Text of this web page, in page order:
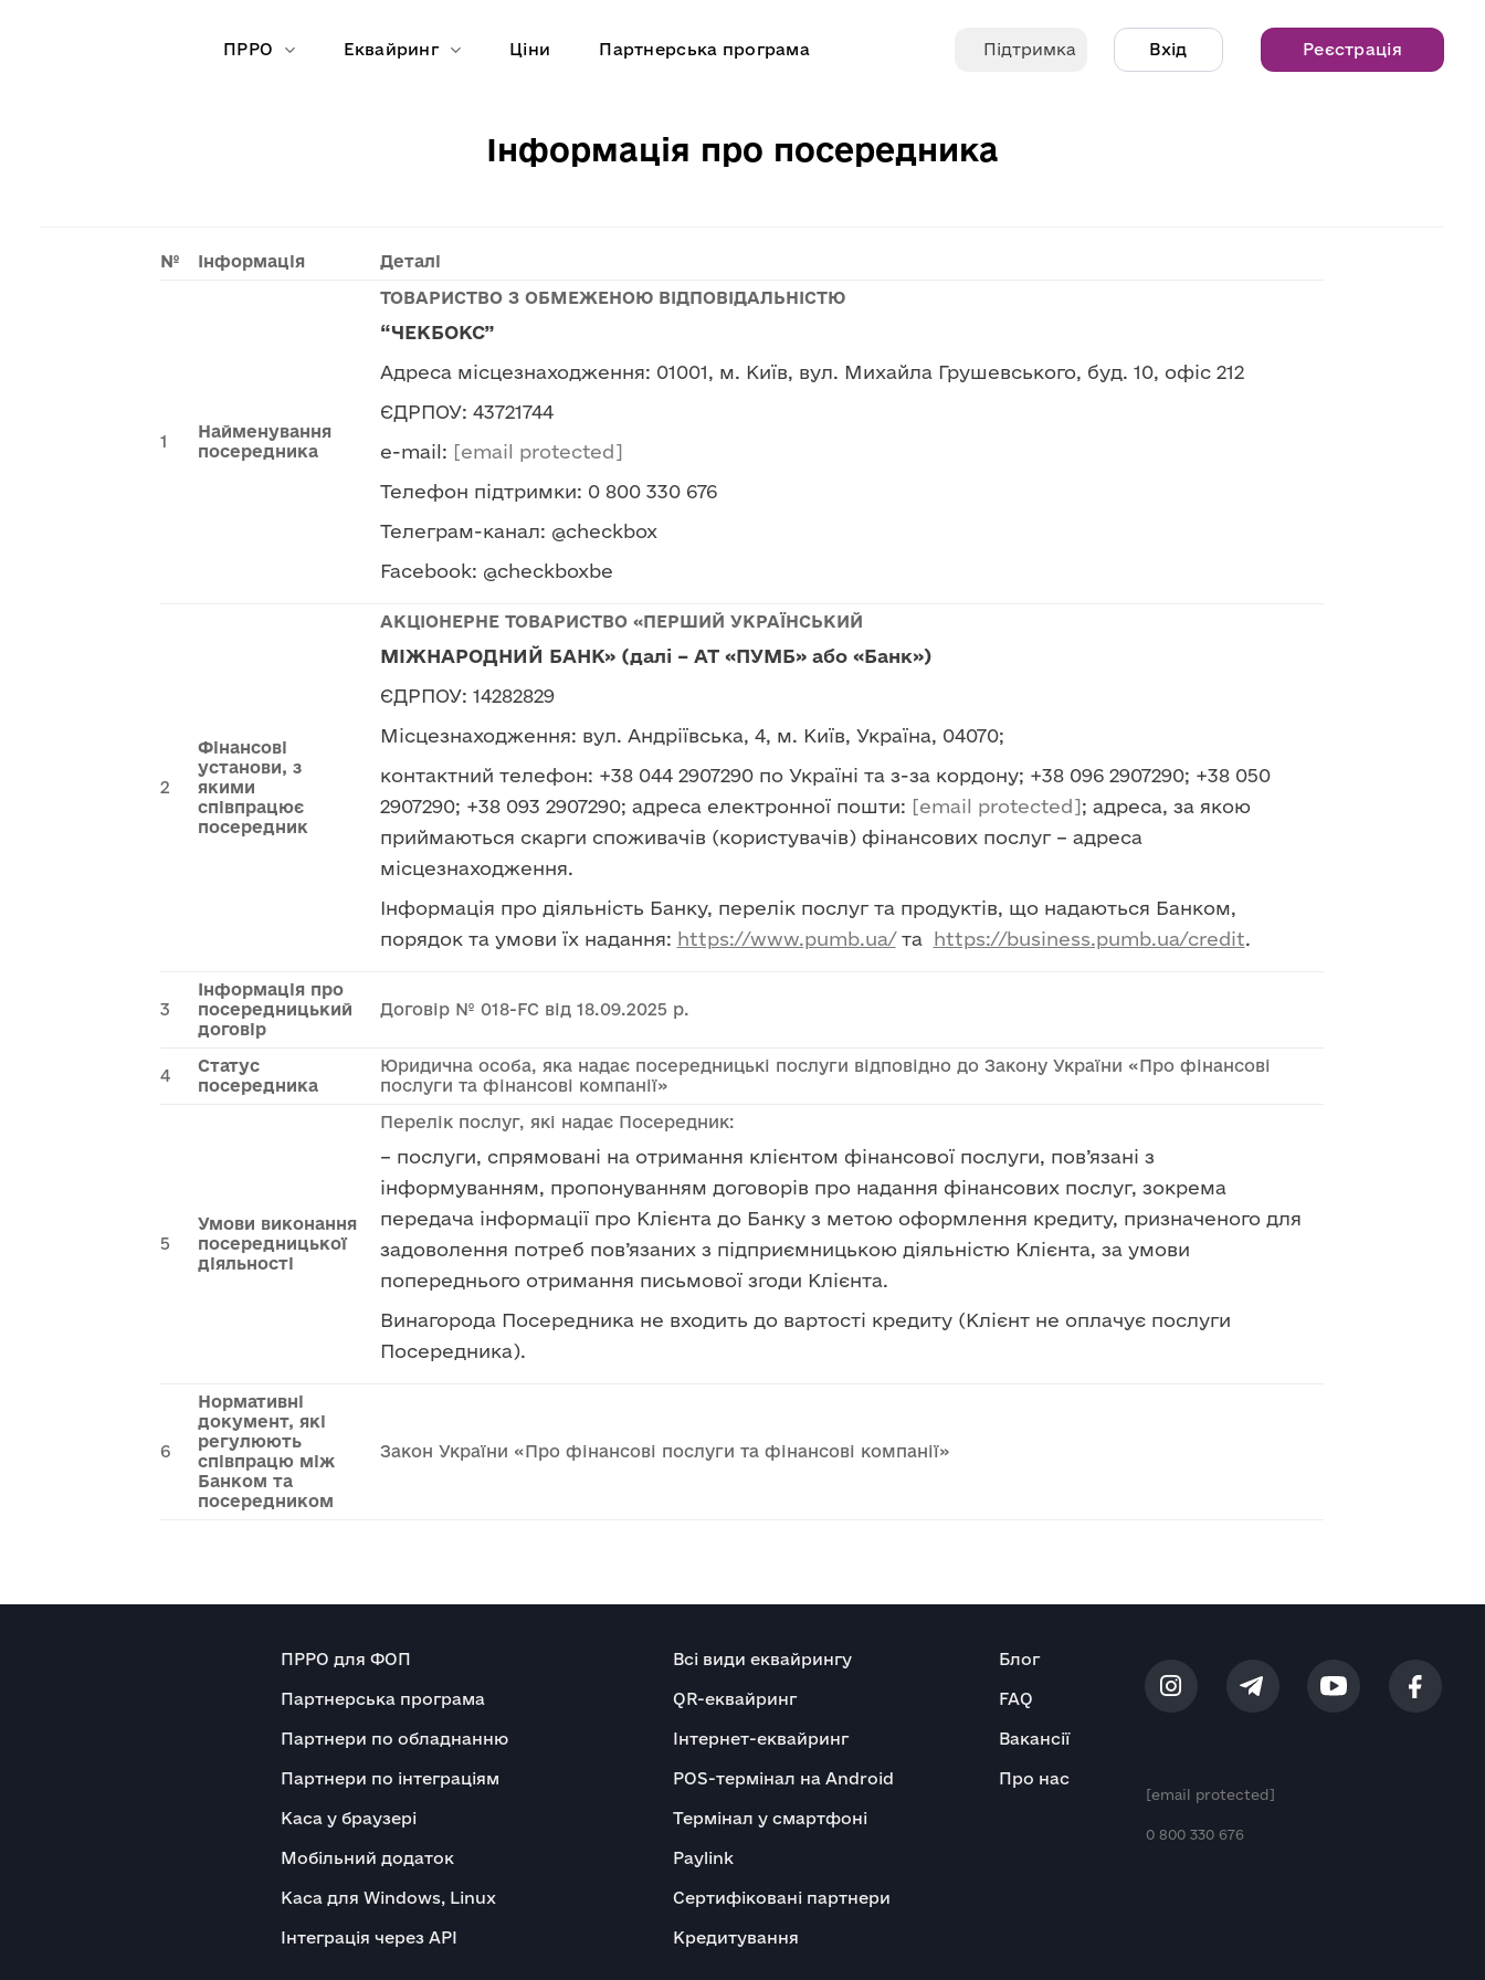
ПРРО Еквайринг Ціни Партнерська програма Підтримка Вхід Реєстрація
Інформація про посередника
№ Інформація Деталі
1
Найменування
посередника
ТОВАРИСТВО З ОБМЕЖЕНОЮ ВІДПОВІДАЛЬНІСТЮ
“ЧЕКБОКС”
Адреса місцезнаходження: 01001, м. Київ, вул. Михайла Грушевського, буд. 10, офіс 212
ЄДРПОУ: 43721744
e-mail: [email protected]
Телефон підтримки: 0 800 330 676
Телеграм-канал: @checkbox
Facebook: @checkboxbe
2
Фінансові
установи, з
якими
співпрацює
посередник
АКЦІОНЕРНЕ ТОВАРИСТВО «ПЕРШИЙ УКРАЇНСЬКИЙ
МІЖНАРОДНИЙ БАНК» (далі – АТ «ПУМБ» або «Банк»)
ЄДРПОУ: 14282829
Місцезнаходження: вул. Андріївська, 4, м. Київ, Україна, 04070;
контактний телефон: +38 044 2907290 по Україні та з-за кордону; +38 096 2907290; +38 050
2907290; +38 093 2907290; адреса електронної пошти: [email protected]; адреса, за якою
приймаються скарги споживачів (користувачів) фінансових послуг – адреса
місцезнаходження.
Інформація про діяльність Банку, перелік послуг та продуктів, що надаються Банком,
порядок та умови їх надання: https://www.pumb.ua/та https://business.pumb.ua/credit.
3
Інформація про
посередницький
договір
Договір № 018-FC від 18.09.2025 р.
4
Статус
посередника
Юридична особа, яка надає посередницькі послуги відповідно до Закону України «Про фінансові
послуги та фінансові компанії»
5
Умови виконання
посередницької
діяльності
Перелік послуг, які надає Посередник:
– послуги, спрямовані на отримання клієнтом фінансової послуги, пов’язані з
інформуванням, пропонуванням договорів про надання фінансових послуг, зокрема
передача інформації про Клієнта до Банку з метою оформлення кредиту, призначеного для
задоволення потреб пов’язаних з підприємницькою діяльністю Клієнта, за умови
попереднього отримання письмової згоди Клієнта.
Винагорода Посередника не входить до вартості кредиту (Клієнт не оплачує послуги
Посередника).
6
Нормативні
документ, які
регулюють
співпрацю між
Банком та
посередником
Закон України «Про фінансові послуги та фінансові компанії»
ПРРО для ФОП
Партнерська програма
Партнери по обладнанню
Партнери по інтеграціям
Каса у браузері
Мобільний додаток
Каса для Windows, Linux
Інтеграція через API
Всі види еквайрингу
QR-еквайринг
Інтернет-еквайринг
POS-термінал на Android
Термінал у смартфоні
Paylink
Сертифіковані партнери
Кредитування
Блог
FAQ
Вакансії
Про нас
[email protected]
0 800 330 676